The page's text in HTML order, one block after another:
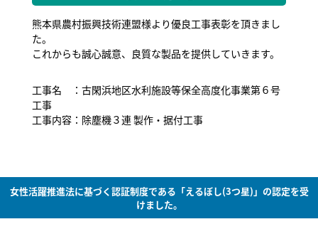
熊本県農村振興技術連盟様より優良工事表彰を頂きまし
た。
これからも誠心誠意、良質な製品を提供していきます。
工事名 ：古閑浜地区水利施設等保全高度化事業第６号
工事
工事内容：除塵機３連 製作・据付工事
女性活躍推進法に基づく認証制度である「えるぼし(3つ星)」の認定を受
けました。